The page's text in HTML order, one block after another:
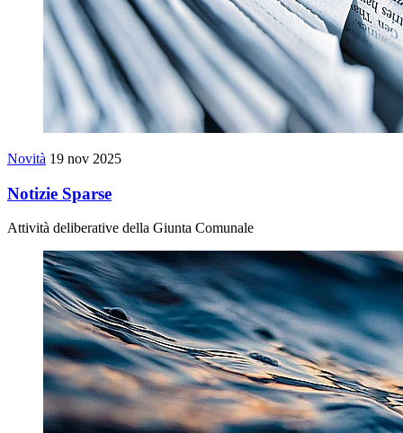
Novità 19 nov 2025
Notizie Sparse
Attività deliberative della Giunta Comunale